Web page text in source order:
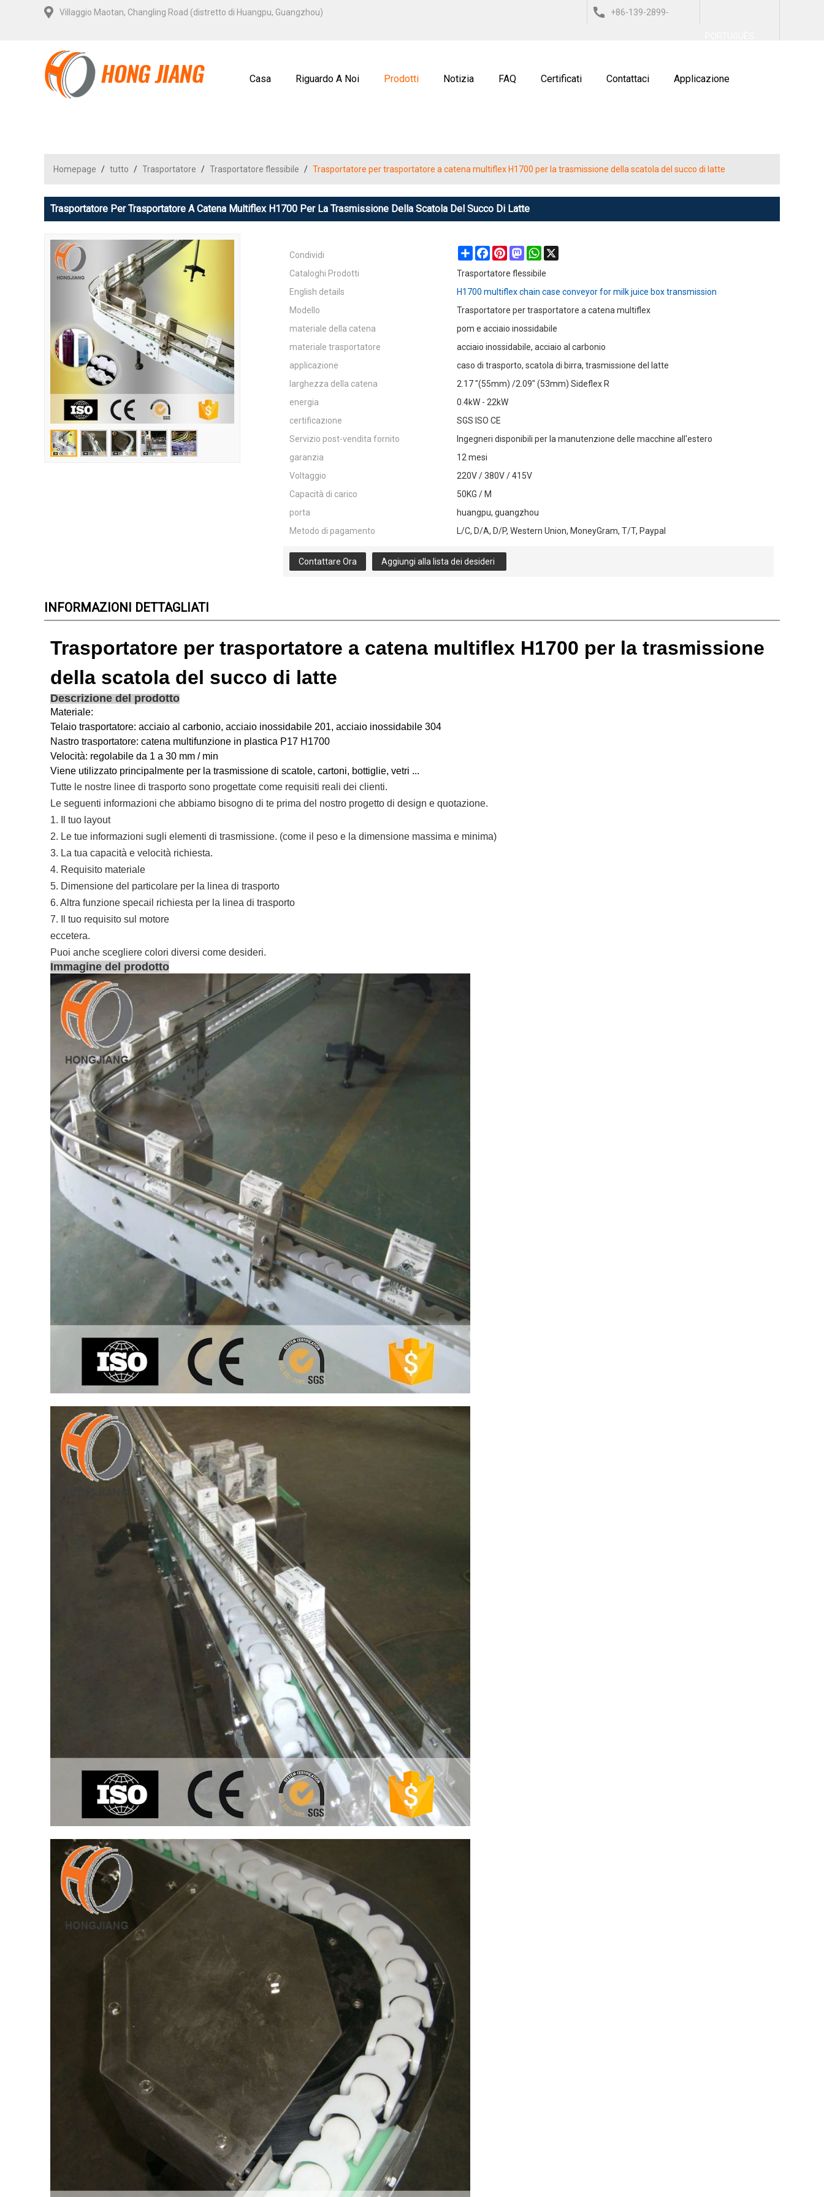
Villaggio Maotan, Changling Road (distretto di Huangpu, Guangzhou) +86-139-2899-
Casa Riguardo A Noi Prodotti Notizia FAQ Certificati Contattaci Applicazione
Homepage / tutto / Trasportatore / Trasportatore flessibile / Trasportatore per trasportatore a catena multiflex H1700 per la trasmissione della scatola del succo di latte
Trasportatore Per Trasportatore A Catena Multiflex H1700 Per La Trasmissione Della Scatola Del Succo Di Latte
Condividi ShareFacebookPinterestMastodonWhatsApp
Cataloghi Prodotti
Trasportatore flessibile
English details
H1700 multiflex chain case conveyor for milk juice box transmission
Modello
Trasportatore per trasportatore a catena multiflex
materiale della catena
pom e acciaio inossidabile
materiale trasportatore
acciaio inossidabile, acciaio al carbonio
applicazione
caso di trasporto, scatola di birra, trasmissione del latte
larghezza della catena
2.17 "(55mm) /2.09" (53mm) Sideflex R
energia
0.4kW - 22kW
certificazione
SGS ISO CE
Servizio post-vendita fornito
Ingegneri disponibili per la manutenzione delle macchine all'estero
garanzia
12 mesi
Voltaggio
220V / 380V / 415V
Capacità di carico
50KG / M
porta
huangpu, guangzhou
Metodo di pagamento
L/C, D/A, D/P, Western Union, MoneyGram, T/T, Paypal
Contattare Ora Aggiungi alla lista dei desideri
INFORMAZIONI DETTAGLIATI
Trasportatore per trasportatore a catena multiflex H1700 per la trasmissione
della scatola del succo di latte
Descrizione del prodotto
Materiale:
Telaio trasportatore: acciaio al carbonio, acciaio inossidabile 201, acciaio inossidabile 304
Nastro trasportatore: catena multifunzione in plastica P17 H1700
Velocità: regolabile da 1 a 30 mm / min
Viene utilizzato principalmente per la trasmissione di scatole, cartoni, bottiglie, vetri ...
Tutte le nostre linee di trasporto sono progettate come requisiti reali dei clienti.
Le seguenti informazioni che abbiamo bisogno di te prima del nostro progetto di design e quotazione.
1. Il tuo layout
2. Le tue informazioni sugli elementi di trasmissione. (come il peso e la dimensione massima e minima)
3. La tua capacità e velocità richiesta.
4. Requisito materiale
5. Dimensione del particolare per la linea di trasporto
6. Altra funzione specail richiesta per la linea di trasporto
7. Il tuo requisito sul motore
eccetera.
Puoi anche scegliere colori diversi come desideri.
Immagine del prodotto